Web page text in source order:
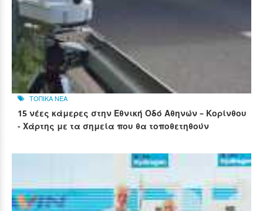
ΤΟΠΙΚΑ ΝΕΑ
15 νέες κάμερες στην Εθνική Οδό Αθηνών – Κορίνθου
- Χάρτης με τα σημεία που θα τοποθετηθούν